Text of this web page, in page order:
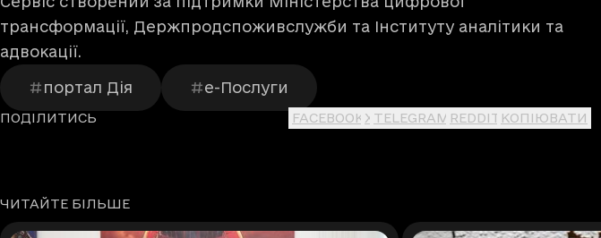
трансформації, Держпродспоживслужби та Інституту аналітики та
адвокації.
портал Дія е-Послуги
ПОДІЛИТИСЬ FACEBOOK X TELEGRAM REDDIT КОПІЮВАТИ
ЧИТАЙТЕ БІЛЬШЕ